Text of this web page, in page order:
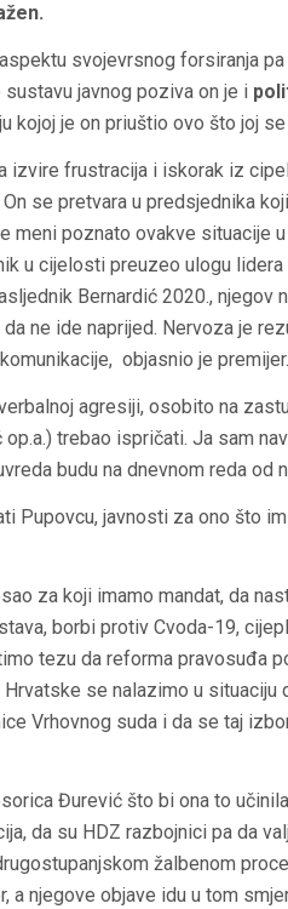
svojevrsnog forsiranja
javnog poziva on je i
kojoj je on priuštio ovo što joj
izvire frustracija i iskorak iz
se pretvara u predsjednika
meni poznato ovakve situacije
u cijelosti preuzeo ulogu
Bernardić 2020., njegov
ne ide naprijed. Nervoza je
objasnio je premijer.
agresiji, osobito na
trebao ispričati. Ja sam
budu na dnevnom reda od
Pupovcu, javnosti za ono što
za koji imamo mandat, da
borbi protiv Cvoda-19,
tezu da reforma pravosuđa
se nalazimo u
Vrhovnog suda i da se taj
Đurević što bi ona to
da su HDZ razbojnici pa da
žalbenom
a njegove objave idu u tom